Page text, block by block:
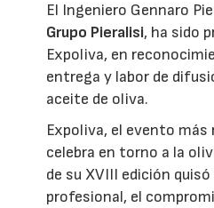
El Ingeniero Gennaro
Grupo Pieralisi, ha sido
Expoliva, en
entrega y labor de
aceite de oliva.
Expoliva, el evento más
celebra en torno a la
de su XVIII edición
profesional, el